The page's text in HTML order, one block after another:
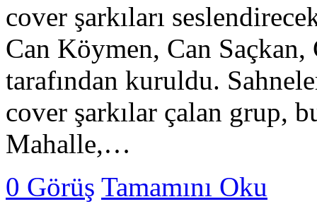
cover şarkıları
Can Köymen, Can
tarafından kuruldu.
cover şarkılar çalan grup,
Mahalle,…
0 Görüş Tamamını Oku